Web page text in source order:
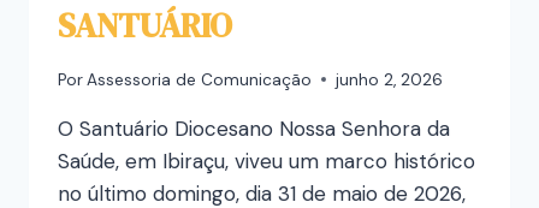
SANTUÁRIO
PorAssessoria de Comunicação junho 2, 2026
O Santuário Diocesano Nossa Senhora da
Saúde, em Ibiraçu, viveu um marco histórico
no último domingo, dia 31 de maio de 2026,